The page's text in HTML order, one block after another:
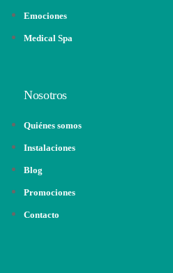
Emociones
Medical Spa
Nosotros
Quiénes somos
Instalaciones
Blog
Promociones
Contacto